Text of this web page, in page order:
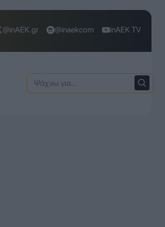
@inAEK.gr @inaekcom inAEK TV